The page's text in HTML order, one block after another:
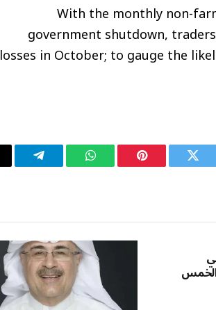
With the monthly non-
government shutdown,
losses in October; to gauge the
تويتر بينتيريستواتساب تيلقرام